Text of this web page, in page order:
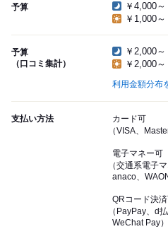
予算
￥4,000
￥1,000
予算
（口コミ集計）
￥2,000
￥2,000
利用金額分布
支払い方法
カード可
（VISA、
電子マネー可
（交通系電子
anaco、
QRコード決
（PayPay、d
WeChat Pay）